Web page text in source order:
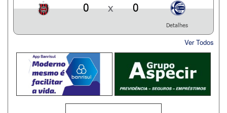
0 x 0
Detalhes
Ver Todos